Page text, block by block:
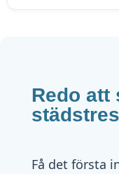
Redo att
Få det första